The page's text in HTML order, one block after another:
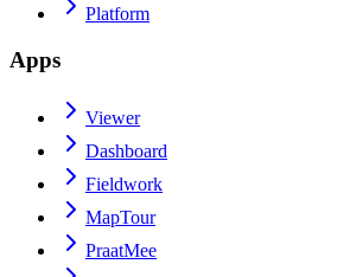
Platform
Apps
Viewer
Dashboard
Fieldwork
MapTour
PraatMee